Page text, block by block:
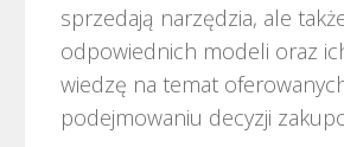
sprzedają narzędzia, ale
odpowiednich modeli oraz
wiedzę na temat
podejmowaniu decyzji